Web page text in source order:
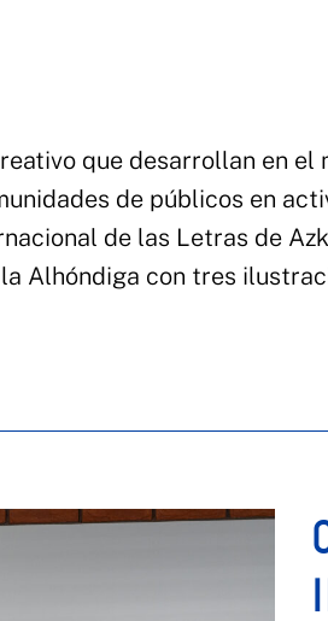
que desarrollan en el
de públicos en
de las Letras de
Alhóndiga con tres